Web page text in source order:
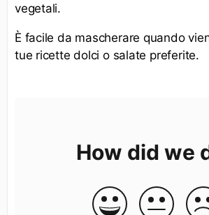
vegetali.
È facile da mascherare quando
tue ricette dolci o salate preferite.
How did we